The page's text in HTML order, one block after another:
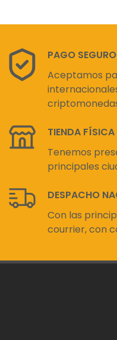
PAGO SEGURO
Aceptamos
TIENDA FÍSICA
Tenemos
principales
DESPACHO
Con las
courrier, con